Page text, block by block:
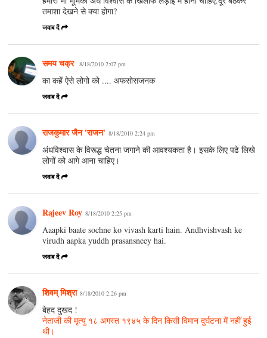
तमाशा देखने से क्या होगा?
जवाब दें
समय चक्र 8/18/2010 2:07 pm
का कहें ऐसे लोगो को .... अफसोसजनक
जवाब दें
राजकुमार जैन 'राजन' 8/18/2010 2:24 pm
अंधविश्वास के विरूद्ध चेतना जगाने की आवश्यकता है। इसके लिए पढे लिखे
लोगों को आगे आना चाहिए।
जवाब दें
Rajeev Roy 8/18/2010 2:25 pm
Aaapki baate sochne ko vivash karti hain. Andhvishvash ke
virudh aapka yuddh prasansneey hai.
जवाब दें
शिवम् मिश्रा 8/18/2010 2:26 pm
बेहद दुखद !
नेताजी की मृत्यु १८ अगस्त १९४५ के दिन किसी विमान दुर्घटना में नहीं हुई
थी।